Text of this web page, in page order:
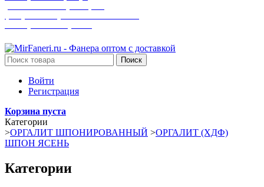
Поиск
Войти
Регистрация
Корзина пуста
Категории
>ОРГАЛИТ ШПОНИРОВАННЫЙ >ОРГАЛИТ (ХДФ)
ШПОН ЯСЕНЬ
Категории